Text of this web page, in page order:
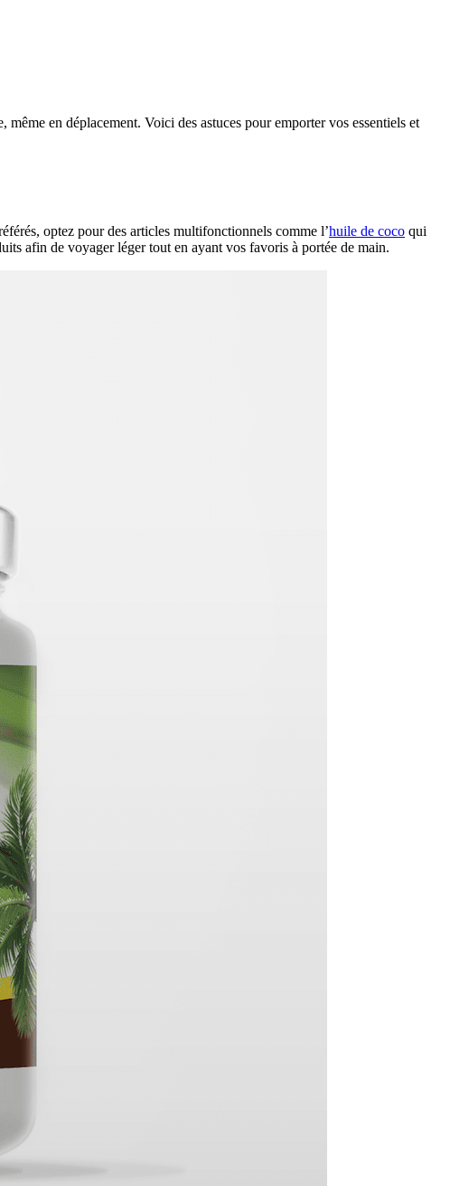
en déplacement. Voici des astuces pour emporter vos essentiels et
optez pour des articles multifonctionnels comme l’huile de coco qui
afin de voyager léger tout en ayant vos favoris à portée de main.